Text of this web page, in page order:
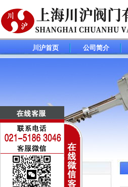
川沪首页 公司简介